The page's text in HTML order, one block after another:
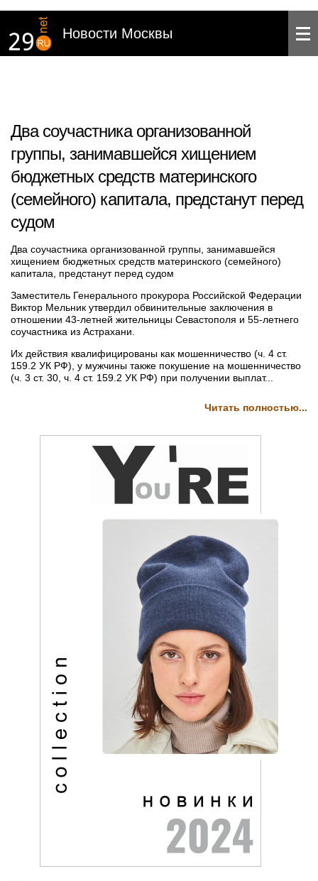
Новости Москвы
Два соучастника организованной
группы, занимавшейся хищением
бюджетных средств материнского
(семейного) капитала, предстанут перед
судом
Два соучастника организованной группы, занимавшейся
хищением бюджетных средств материнского (семейного)
капитала, предстанут перед судом
Заместитель Генерального прокурора Российской Федерации
Виктор Мельник утвердил обвинительные заключения в
отношении 43-летней жительницы Севастополя и 55-летнего
соучастника из Астрахани.
Их действия квалифицированы как мошенничество (ч. 4 ст.
159.2 УК РФ), у мужчины также покушение на мошенничество
(ч. 3 ст. 30, ч. 4 ст. 159.2 УК РФ) при получении выплат...
Читать полностью...